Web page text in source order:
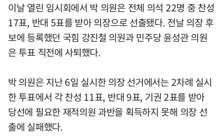
이날 열린 임시회에서 박 의원은 전체 의석 22명 중 찬성
17표, 반대 5표를 받아 의장으로 선출됐다. 전날 의장 후
보에 등록했던 국힘 강진철 의원과 민주당 윤성관 의원
은 투표 직전에 사퇴했다.
박 의원은 지난 6일 실시한 의장 선거에서는 2차례 실시
한 투표에서 각 찬성 11표, 반대 9표, 기권 2표를 받아
당선에 필요한 재적의원 과반을 획득하지 못해 의장 선
출에 실패했다.